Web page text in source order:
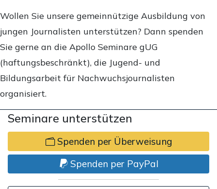
Wollen Sie unsere gemeinnützige Ausbildung von
jungen Journalisten unterstützen? Dann spenden
Sie gerne an die Apollo Seminare gUG
(haftungsbeschränkt), die Jugend- und
Bildungsarbeit für Nachwuchsjournalisten
organisiert.
Seminare unterstützen
Spenden per Überweisung
Spenden per PayPal